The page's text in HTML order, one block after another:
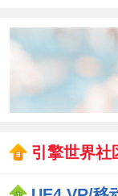
引擎世界社